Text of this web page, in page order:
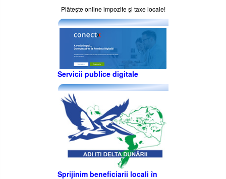
Plăteşte online impozite şi taxe locale!
Servicii publice digitale
Sprijinim beneficiarii locali în